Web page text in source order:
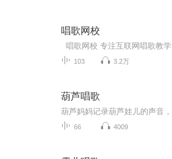
唱歌网校
唱歌网校 专注互联网唱歌教学
103 3.2万
葫芦唱歌
66 4009